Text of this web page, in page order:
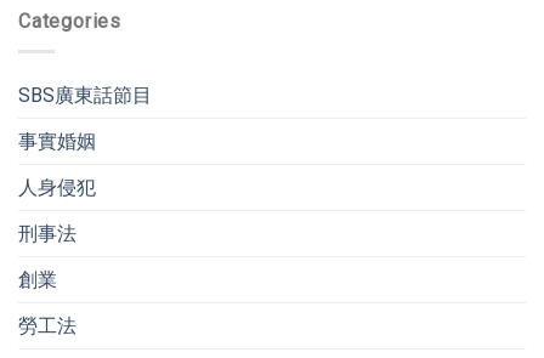
Categories
SBS廣東話節目
事實婚姻
人身侵犯
刑事法
創業
勞工法